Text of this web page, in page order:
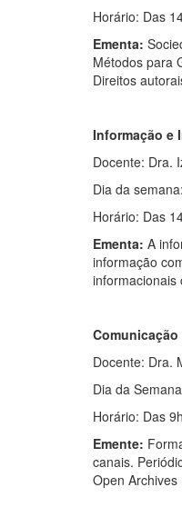
Horário: Das
Ementa:
Métodos para
Direitos
Informação e
Docente: Dra.
Dia da
Horário: Das
Ementa: A
informação
informacionais
Docente: Dra.
Dia da
Horário: Das
Emente:
canais.
Open